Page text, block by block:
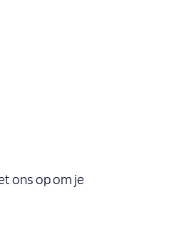
ons op om je